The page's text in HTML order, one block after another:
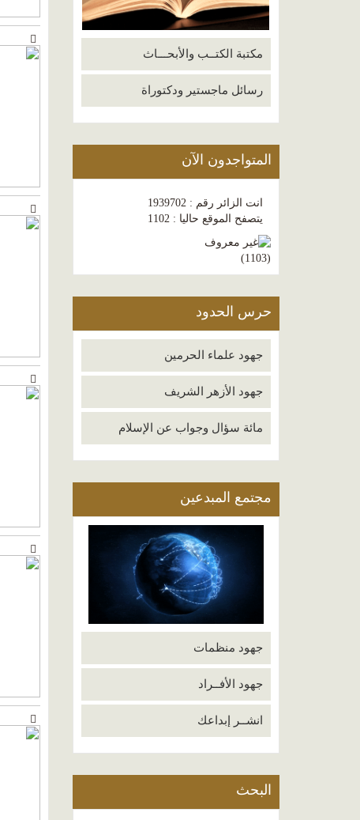
مكتبة الكتــب والأبحـــاث
رسائل ماجستير ودكتوراة
المتواجدون الآن
انت الزائر رقم : 1939702
يتصفح الموقع حاليا : 1102
(
1103
)
حرس الحدود
جهود علماء الحرمين
جهود الأزهر الشريف
مائة سؤال وجواب عن الإسلام
مجتمع المبدعين
جهود منظمات
جهود الأفــراد
انشــر إبداعك
البحث